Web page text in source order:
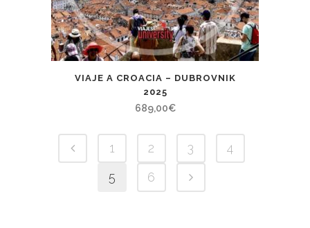
VIAJE A CROACIA – DUBROVNIK
2025
689,00€
1 2 3
4
5
6